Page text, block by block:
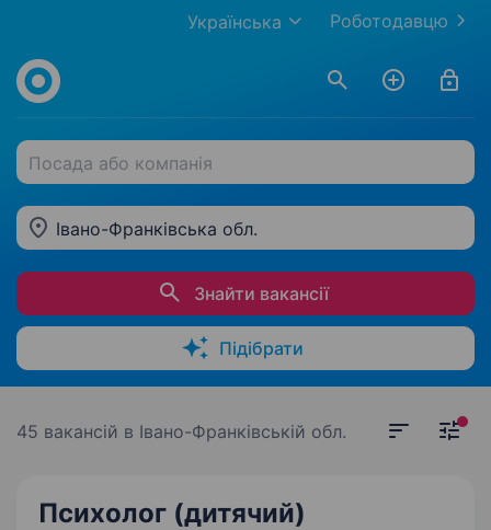
Роботодавцю
Українська
Посада або компанія
Івано-Франківська обл.
Знайти вакансії
Підібрати
45 вакансій в Івано-Франківській обл.
Психолог (дитячий)